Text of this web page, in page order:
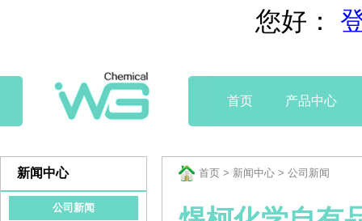
您好：
首页 产品中心
新闻中心
公司新闻
首页 > 新闻中心 > 公司新闻